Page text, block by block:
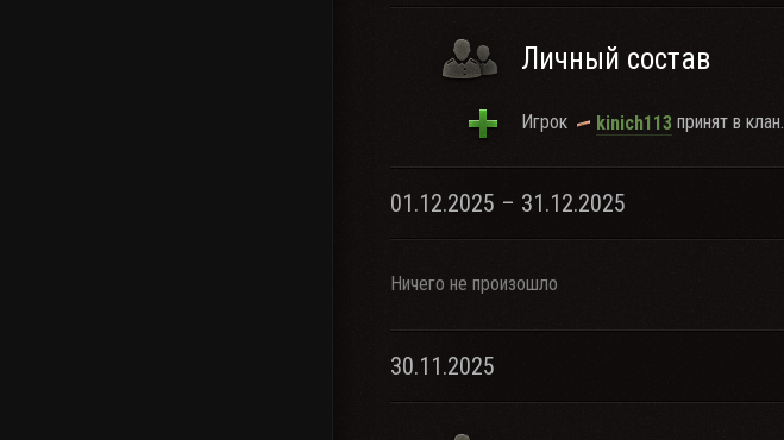
Личный состав
Игрок kinich113 принят в клан.
01.12.2025 – 31.12.2025
Ничего не произошло
30.11.2025